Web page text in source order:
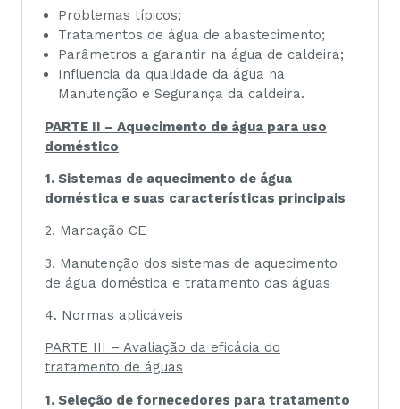
Problemas típicos;
Tratamentos de água de abastecimento;
Parâmetros a garantir na água de caldeira;
Influencia da qualidade da água na
Manutenção e Segurança da caldeira.
PARTE II – Aquecimento de água para uso
doméstico
1. Sistemas de aquecimento de água
doméstica e suas características principais
2. Marcação CE
3. Manutenção dos sistemas de aquecimento
de água doméstica e tratamento das águas
4. Normas aplicáveis
PARTE III – Avaliação da eficácia do
tratamento de águas
1. Seleção de fornecedores para tratamento